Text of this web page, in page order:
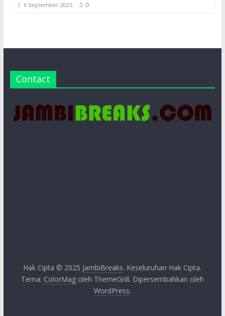
6 September 2025 0
Contact
Hak Cipta © 2025 JambiBreaks. Keseluruhan Hak Cipta.
Tema: ColorMagoleh ThemeGrill. Dipersembahkan oleh
WordPress.